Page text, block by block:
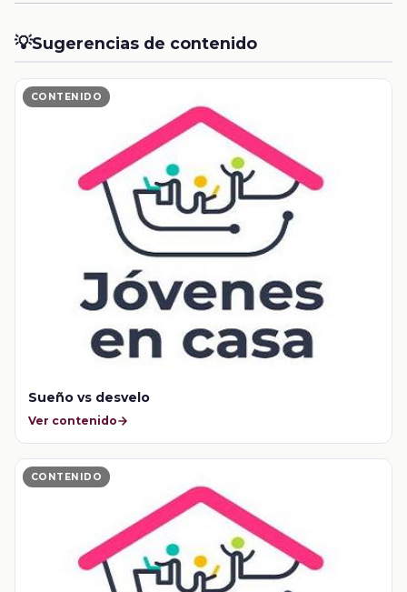
💡Sugerencias de contenido
CONTENIDO
Sueño vs desvelo
Ver contenido
CONTENIDO